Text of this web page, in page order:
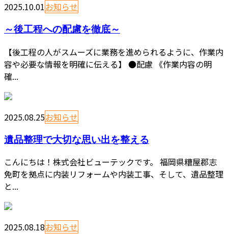
2025.10.01お知らせ
～後工程への配慮を徹底～
【後工程の人がスムーズに業務を進められるように、作業内
容や必要な情報を明確に伝える】 ●配慮 《作業内容の明
確...
2025.08.25お知らせ
遺品整理で大切な思い出を整える
こんにちは！株式会社ビューテックです。 福岡県糟屋郡志
免町を拠点に内装リフォームや内装工事、そして、遺品整理
と...
2025.08.18お知らせ